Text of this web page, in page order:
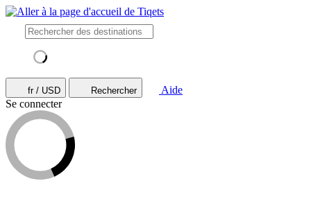
fr / USD Rechercher
Aide
Se connecter